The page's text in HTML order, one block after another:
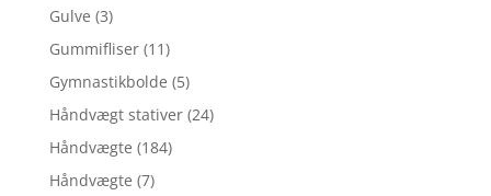
Gulve (3)
Gummifliser (11)
Gymnastikbolde (5)
Håndvægt stativer (24)
Håndvægte (184)
Håndvægte (7)